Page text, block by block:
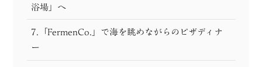
浴場」へ
7.「FermenCo.」で海を眺めながらのピザディナ
ー